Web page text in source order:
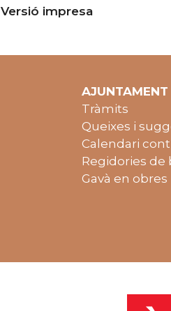
Versió impresa
AJUNTAMENT
Tràmits
Queixes i
Calendari
Regidories de
Gavà en obres